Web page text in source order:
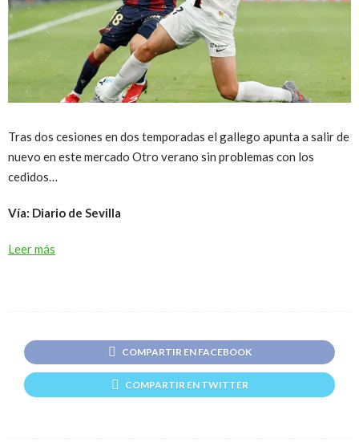
Tras dos cesiones en dos temporadas el gallego apunta a salir de
nuevo en este mercado Otro verano sin problemas con los
cedidos…
Vía: Diario de Sevilla
Leer más
COMPARTIR EN FACEBOOK
COMPARTIR EN TWITTER